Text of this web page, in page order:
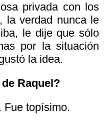
privada con los
la verdad nunca le
le dije que sólo
por la situación
la idea.
Raquel?
Fue topísimo.